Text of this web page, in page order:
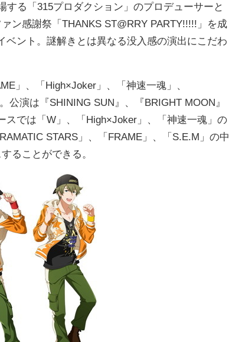
る「315プロダクション」のプロデューサーと
ン感謝祭「THANKS ST@RRY PARTY!!!!!」を成
ント。謎解きとは異なる没入感の演出にこだわ
」、「High×Joker」、「神速一魂」、
公演は『SHINING SUN』、『BRIGHT MOON』
では「W」、「High×Joker」、「神速一魂」の
STARS」、「FRAME」、「S.E.M」の中
ることができる。